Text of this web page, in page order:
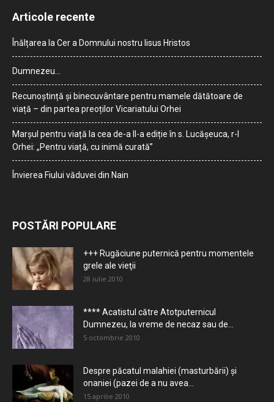
Articole recente
Înălțarea la Cer a Domnului nostru Iisus Hristos
Dumnezeu…
Recunoștință și binecuvântare pentru mamele dătătoare de
viață – din partea preoților Vicariatului Orhei
Marșul pentru viață la cea de-a II-a ediție în s. Lucășeuca, r-l
Orhei: „Pentru viață, cu inimă curată”
Învierea Fiului văduvei din Nain
POSTĂRI POPULARE
+++ Rugăciune puternică pentru momentele
grele ale vieţii
28 iulie 2010
**** Acatistul către Atotputernicul
Dumnezeu, la vreme de necaz sau de...
5 octombrie 2010
Despre păcatul malahiei (masturbării) şi
onaniei (pazei de a nu avea...
15 aprilie 2010